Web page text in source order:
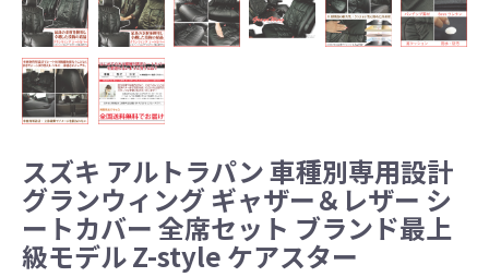
スズキ アルトラパン 車種別専用設計
グランウィング ギャザー＆レザー シ
ートカバー 全席セット ブランド最上
級モデル Z-style ケアスター